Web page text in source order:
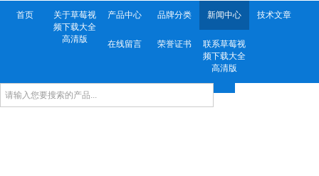
首页
关于草莓视
频下载大全
高清版
产品中心 品牌分类 新闻中心 技术文章
在线留言 荣誉证书
联系草莓视
频下载大全
高清版